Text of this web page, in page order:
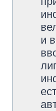
и